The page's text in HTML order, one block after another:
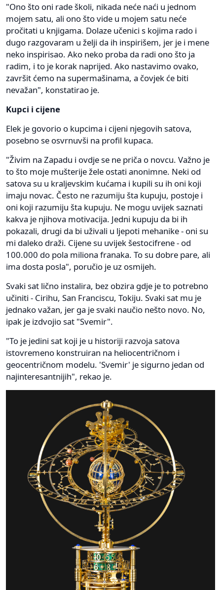
"Ono što oni rade školi, nikada neće naći u jednom
mojem satu, ali ono što vide u mojem satu neće
pročitati u knjigama. Dolaze učenici s kojima rado i
dugo razgovaram u želji da ih inspirišem, jer je i mene
neko inspirisao. Ako neko proba da radi ono što ja
radim, i to je korak naprijed. Ako nastavimo ovako,
završit ćemo na supermašinama, a čovjek će biti
nevažan", konstatirao je.
Kupci i cijene
Elek je govorio o kupcima i cijeni njegovih satova,
posebno se osvrnuvši na profil kupaca.
"Živim na Zapadu i ovdje se ne priča o novcu. Važno je
to što moje mušterije žele ostati anonimne. Neki od
satova su u kraljevskim kućama i kupili su ih oni koji
imaju novac. Često ne razumiju šta kupuju, postoje i
oni koji razumiju šta kupuju. Ne mogu uvijek saznati
kakva je njihova motivacija. Jedni kupuju da bi ih
pokazali, drugi da bi uživali u ljepoti mehanike - oni su
mi daleko draži. Cijene su uvijek šestocifrene - od
100.000 do pola miliona franaka. To su dobre pare, ali
ima dosta posla", poručio je uz osmijeh.
Svaki sat lično instalira, bez obzira gdje je to potrebno
učiniti - Cirihu, San Franciscu, Tokiju. Svaki sat mu je
jednako važan, jer ga je svaki naučio nešto novo. No,
ipak je izdvojio sat "Svemir".
"To je jedini sat koji je u historiji razvoja satova
istovremeno konstruiran na heliocentričnom i
geocentričnom modelu. 'Svemir' je sigurno jedan od
najinteresantnijih", rekao je.